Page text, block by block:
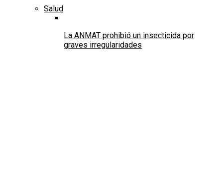
Salud
La ANMAT prohibió un insecticida por
graves irregularidades